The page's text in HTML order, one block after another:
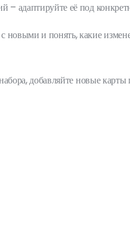
– адаптируйте её под
новыми и понять, какие
добавляйте новые